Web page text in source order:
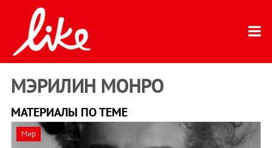
МЭРИЛИН МОНРО
МАТЕРИАЛЫ ПО ТЕМЕ
Мир